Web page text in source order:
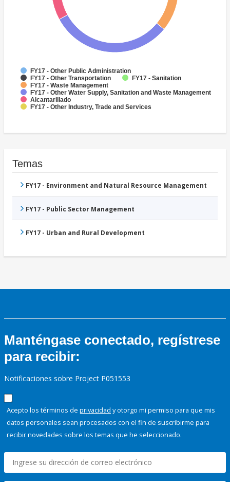
FY17 - Other Public Administration
FY17 - Other Transportation
FY17 - Sanitation
FY17 - Waste Management
FY17 - Other Water Supply, Sanitation and Waste Management
Alcantarillado
FY17 - Other Industry, Trade and Services
Temas
FY17 - Environment and Natural Resource Management
FY17 - Public Sector Management
FY17 - Urban and Rural Development
Manténgase conectado, regístrese
para recibir:
Notificaciones sobre Project P051553
Acepto los términos de privacidad y otorgo mi permiso para que mis
datos personales sean procesados con el fin de suscribirme para
recibir novedades sobre los temas que he seleccionado.